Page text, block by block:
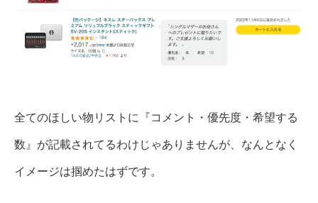
全てのほしい物リストに『コメント・優先度・希望する
数』が記載されてるわけじゃありませんが、なんとなく
イメージは掴めたはずです。